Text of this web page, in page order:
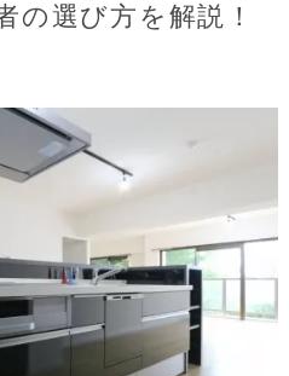
の選び方を解説！